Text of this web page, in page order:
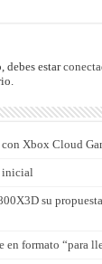
debes estar
Xbox Cloud
inicial
su
formato “para